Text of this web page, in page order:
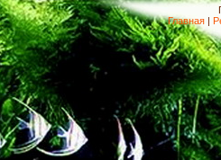
Главная |